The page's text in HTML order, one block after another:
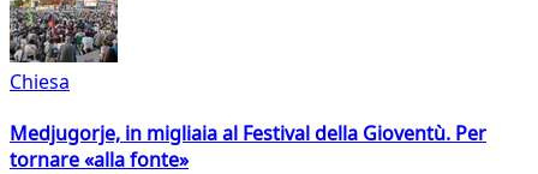
Chiesa
Medjugorje, in migliaia al Festival della Gioventù. Per
tornare «alla fonte»